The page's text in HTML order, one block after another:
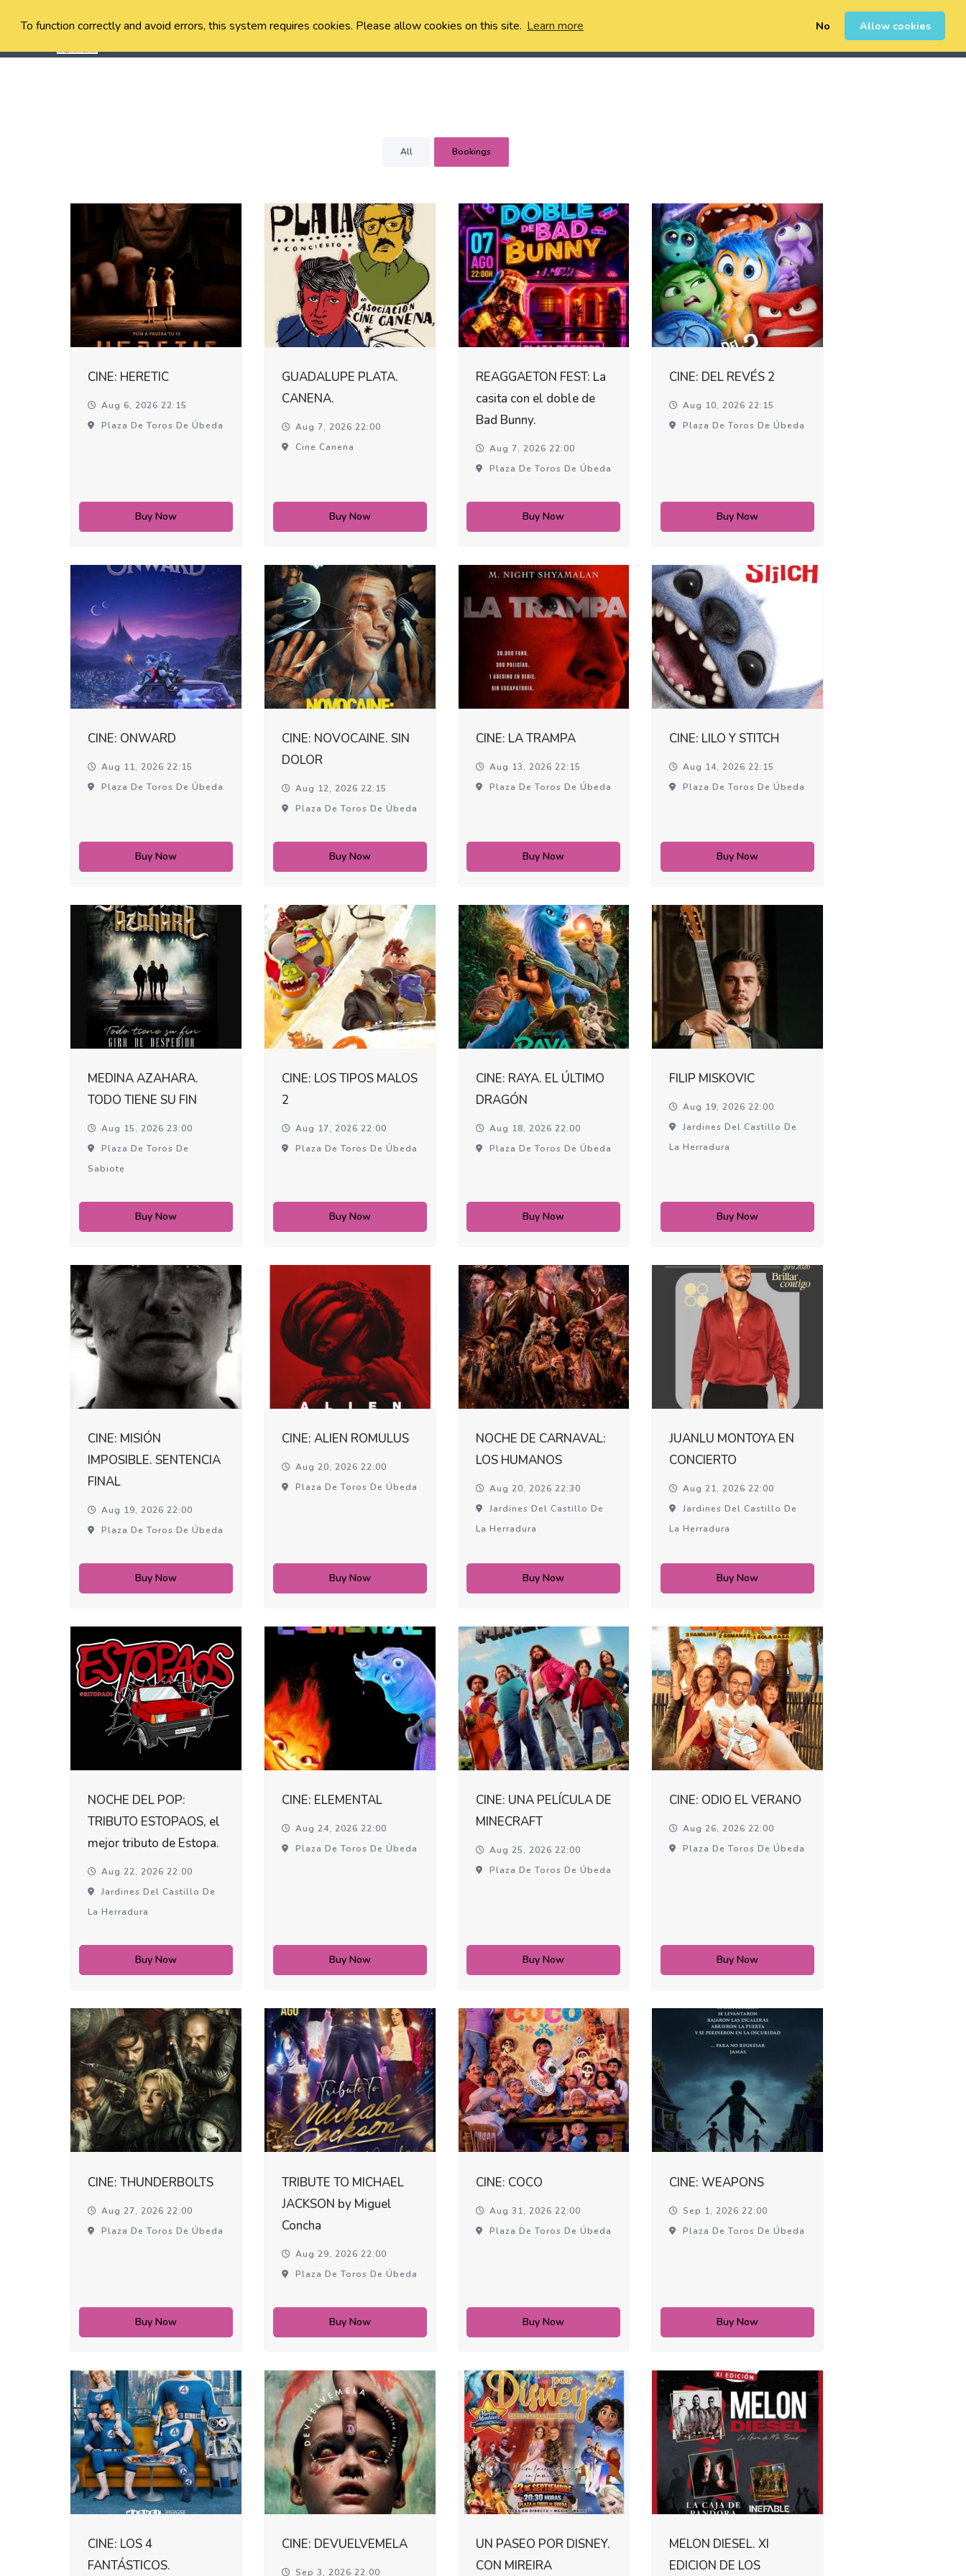
To function correctly and avoid errors, this system requires cookies. Please allow cookies on this site. Learn more No Allow cookies
Sign Up 0
All Bookings
CINE: HERETIC
Aug 6, 2026 22:15
Plaza De Toros De Úbeda
Buy Now
GUADALUPE PLATA.
CANENA.
Aug 7, 2026 22:00
Cine Canena
Buy Now
REAGGAETON FEST: La
casita con el doble de
Bad Bunny.
Aug 7, 2026 22:00
Plaza De Toros De Úbeda
Buy Now
CINE: DEL REVÉS 2
Aug 10, 2026 22:15
Plaza De Toros De Úbeda
Buy Now
CINE: ONWARD
Aug 11, 2026 22:15
Plaza De Toros De Úbeda
Buy Now
CINE: NOVOCAINE. SIN
DOLOR
Aug 12, 2026 22:15
Plaza De Toros De Úbeda
Buy Now
CINE: LA TRAMPA
Aug 13, 2026 22:15
Plaza De Toros De Úbeda
Buy Now
CINE: LILO Y STITCH
Aug 14, 2026 22:15
Plaza De Toros De Úbeda
Buy Now
MEDINA AZAHARA.
TODO TIENE SU FIN
Aug 15, 2026 23:00
Plaza De Toros De
Sabiote
Buy Now
CINE: LOS TIPOS MALOS
2
Aug 17, 2026 22:00
Plaza De Toros De Úbeda
Buy Now
CINE: RAYA. EL ÚLTIMO
DRAGÓN
Aug 18, 2026 22:00
Plaza De Toros De Úbeda
Buy Now
FILIP MISKOVIC
Aug 19, 2026 22:00
Jardines Del Castillo De
La Herradura
Buy Now
CINE: MISIÓN
IMPOSIBLE. SENTENCIA
FINAL
Aug 19, 2026 22:00
Plaza De Toros De Úbeda
Buy Now
CINE: ALIEN ROMULUS
Aug 20, 2026 22:00
Plaza De Toros De Úbeda
Buy Now
NOCHE DE CARNAVAL:
LOS HUMANOS
Aug 20, 2026 22:30
Jardines Del Castillo De
La Herradura
Buy Now
JUANLU MONTOYA EN
CONCIERTO
Aug 21, 2026 22:00
Jardines Del Castillo De
La Herradura
Buy Now
NOCHE DEL POP:
TRIBUTO ESTOPAOS, el
mejor tributo de Estopa.
Aug 22, 2026 22:00
Jardines Del Castillo De
La Herradura
Buy Now
CINE: ELEMENTAL
Aug 24, 2026 22:00
Plaza De Toros De Úbeda
Buy Now
CINE: UNA PELÍCULA DE
MINECRAFT
Aug 25, 2026 22:00
Plaza De Toros De Úbeda
Buy Now
CINE: ODIO EL VERANO
Aug 26, 2026 22:00
Plaza De Toros De Úbeda
Buy Now
CINE: THUNDERBOLTS
Aug 27, 2026 22:00
Plaza De Toros De Úbeda
Buy Now
TRIBUTE TO MICHAEL
JACKSON by Miguel
Concha
Aug 29, 2026 22:00
Plaza De Toros De Úbeda
Buy Now
CINE: COCO
Aug 31, 2026 22:00
Plaza De Toros De Úbeda
Buy Now
CINE: WEAPONS
Sep 1, 2026 22:00
Plaza De Toros De Úbeda
Buy Now
CINE: LOS 4
FANTÁSTICOS.
CINE: DEVUELVEMELA
Sep 3, 2026 22:00
UN PASEO POR DISNEY.
CON MIREIRA
MELON DIESEL. XI
EDICION DE LOS